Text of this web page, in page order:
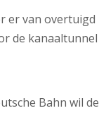
er van overtuigd
de kanaaltunnel
Bahn wil de